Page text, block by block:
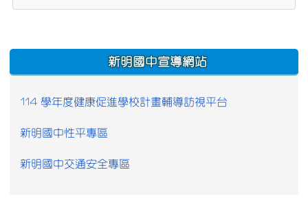
:::
新明國中宣導網站
114 學年度健康促進學校計畫輔導訪視平台
新明國中性平專區
新明國中交通安全專區